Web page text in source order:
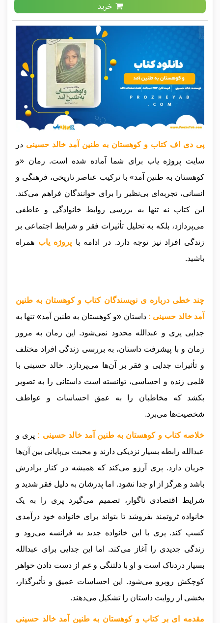
خرید
پی دی اف کتاب و کوهستان به طنین آمد خالد حسینی در
سایت پروژه یاب برای شما آماده شده است. رمان «و
کوهستان به طنین آمد» با ترکیب عناصر تاریخی، فرهنگی و
انسانی، تجربه‌ای بی‌نظیر را برای خوانندگان فراهم می‌کند.
این کتاب نه تنها به بررسی روابط خانوادگی و عاطفی
می‌پردازد، بلکه به تحلیل تأثیرات فقر و شرایط اجتماعی بر
زندگی افراد نیز توجه دارد. در ادامه با پروژه یاب همراه
باشید.
چند خطی درباره ی نویسندگان کتاب و کوهستان به طنین
آمد خالد حسینی : داستان «و کوهستان به طنین آمد» تنها به
جدایی پری و عبدالله محدود نمی‌شود. این رمان به مرور
زمان و با پیشرفت داستان، به بررسی زندگی افراد مختلف
و تأثیرات جدایی و فقر بر آن‌ها می‌پردازد. خالد حسینی با
قلمی زنده و احساسی، توانسته است داستانی را به تصویر
بکشد که مخاطبان را به عمق احساسات و عواطف
شخصیت‌ها می‌برد.
خلاصه کتاب و کوهستان به طنین آمد خالد حسینی : پری و
عبدالله رابطه بسیار نزدیکی دارند و محبت بی‌پایانی بین آن‌ها
جریان دارد. پری آرزو می‌کند که همیشه در کنار برادرش
باشد و هرگز از او جدا نشود. اما پدرشان به دلیل فقر شدید و
شرایط اقتصادی ناگوار، تصمیم می‌گیرد پری را به یک
خانواده ثروتمند بفروشد تا بتواند برای خانواده خود درآمدی
کسب کند. پری با این خانواده جدید به فرانسه می‌رود و
زندگی جدیدی را آغاز می‌کند. اما این جدایی برای عبدالله
بسیار دردناک است و او با دلتنگی و غم از دست دادن خواهر
کوچکش روبرو می‌شود. این احساسات عمیق و تأثیرگذار،
بخشی از روایت داستان را تشکیل می‌دهند.
مقدمه ای بر کتاب و کوهستان به طنین آمد خالد حسینی